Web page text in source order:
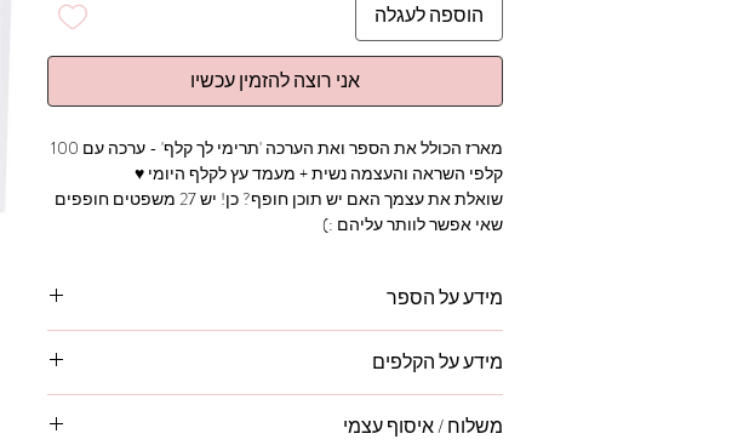
הוספה לעגלה
אני רוצה להזמין עכשיו
מארז הכולל את הספר ואת הערכה 'תרימי לך קלף' - ערכה עם 100
קלפי השראה והעצמה נשית + מעמד עץ לקלף היומי ♥
שואלת את עצמך האם יש תוכן חופף? כן! יש 27 משפטים חופפים
שאי אפשר לוותר עליהם :)
מידע על הספר
207 עמודים של העצמה והשראה, משפטים קצרים + קטעים
ארוכים.
מידע על הקלפים
מעמד עץ לקלף היומי ♥
משלוח / איסוף עצמי